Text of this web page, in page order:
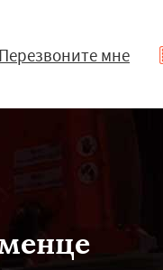
Перезвоните мне